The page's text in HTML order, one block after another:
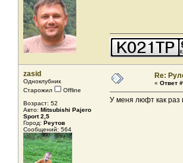
zasid
Одноклубник
Старожил
Offline
Возраст: 52
Авто: Mitsubishi Pajero
Sport 2,5
Город: Реутов
Сообщений: 564
Re:
« Ответ
У меня люфт как раз